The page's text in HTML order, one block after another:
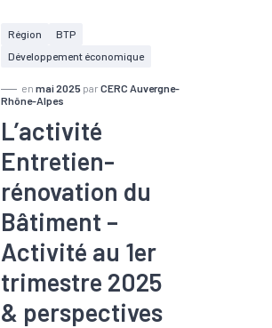
#Travaux publics
Région
BTP
Développement économique
en mai 2025 par CERC Auvergne-
Rhône-Alpes
L’activité
Entretien-
rénovation du
Bâtiment –
Activité au 1er
trimestre 2025
& perspectives